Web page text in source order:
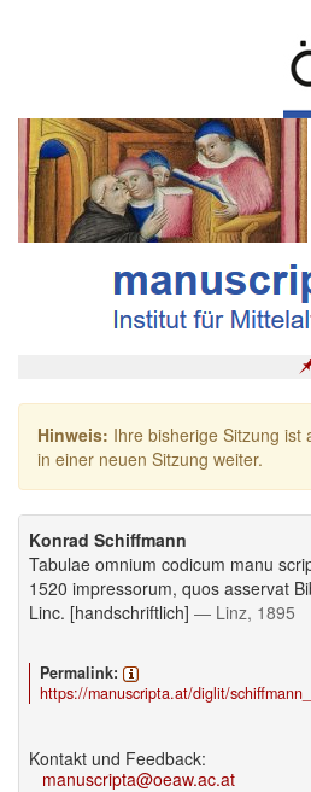
Hinweis: Ihre bisherige Sitzung ist
in einer neuen Sitzung weiter.
Konrad Schiffmann
Tabulae omnium codicum manu
1520 impressorum, quos asservat
Linc. [handschriftlich] — Linz, 1895
Permalink:
https://manuscripta.at/diglit/
Kontakt und Feedback:
manuscripta@oeaw.ac.at